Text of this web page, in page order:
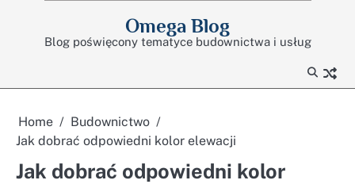
Omega Blog
Blog poświęcony tematyce budownictwa i usług
Home
Budownictwo
Jak dobrać odpowiedni kolor elewacji
Jak dobrać odpowiedni kolor